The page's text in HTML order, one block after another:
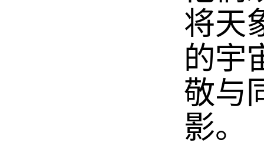
将天
的宇
敬与
影。